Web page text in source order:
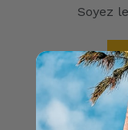
Soyez